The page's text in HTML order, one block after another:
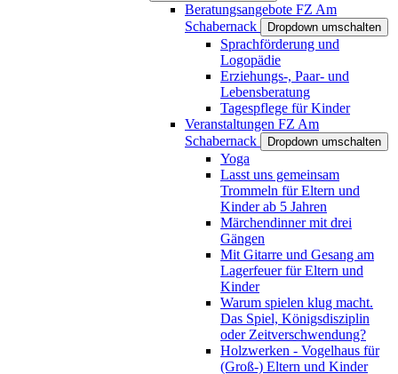
Beratungsangebote FZ Am
Schabernack
Dropdown umschalten
Sprachförderung und
Logopädie
Erziehungs-, Paar- und
Lebensberatung
Tagespflege für Kinder
Veranstaltungen FZ Am
Schabernack
Dropdown umschalten
Yoga
Lasst uns gemeinsam
Trommeln für Eltern und
Kinder ab 5 Jahren
Märchendinner mit drei
Gängen
Mit Gitarre und Gesang am
Lagerfeuer für Eltern und
Kinder
Warum spielen klug macht.
Das Spiel, Königsdisziplin
oder Zeitverschwendung?
Holzwerken - Vogelhaus für
(Groß-) Eltern und Kinder